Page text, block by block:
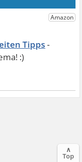
Tipps
∧
Top